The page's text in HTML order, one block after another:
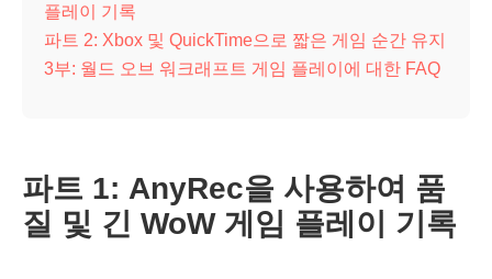
플레이 기록
파트 2: Xbox 및 QuickTime으로 짧은 게임 순간 유지
3부: 월드 오브 워크래프트 게임 플레이에 대한 FAQ
파트 1: AnyRec을 사용하여 품
질 및 긴 WoW 게임 플레이 기록